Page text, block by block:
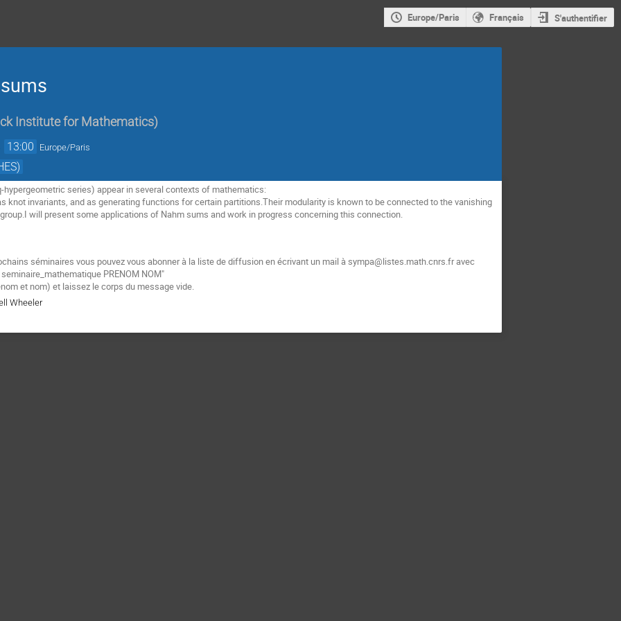
Europe/Paris Français S'authentifier
Institute for Mathematics)
13:00 Europe/Paris
series) appear in several contexts of mathematics:
knot invariants, and as generating functions for certain partitions.Their modularity is known to be connected to the vanishing
will present some applications of Nahm sums and work in progress concerning this connection.
séminaires vous pouvez vous abonner à la liste de diffusionen écrivant un mail à sympa@listes.math.cnrs.fr avec
seminaire_mathematique PRENOM NOM"
et nom) et laissez le corps du message vide.
Wheeler